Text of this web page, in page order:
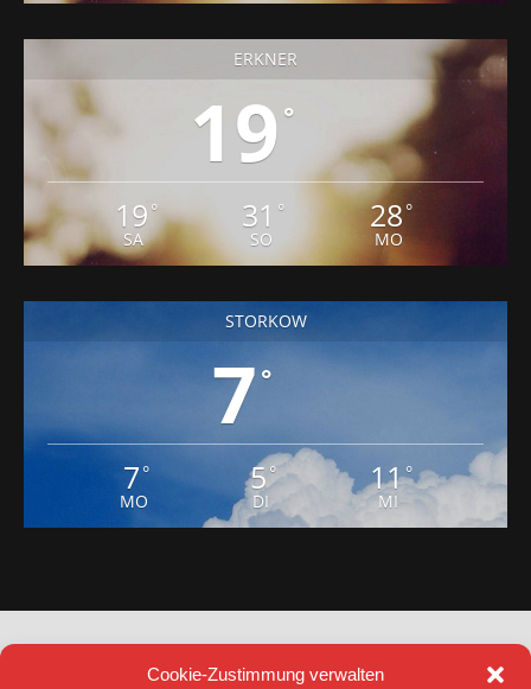
Cookie-Zustimmung verwalten
ERKNER
19 °
19 °
SA
31 °
SO
28 °
MO
STORKOW
7°
7 °
MO
5°
DI
11°
MI